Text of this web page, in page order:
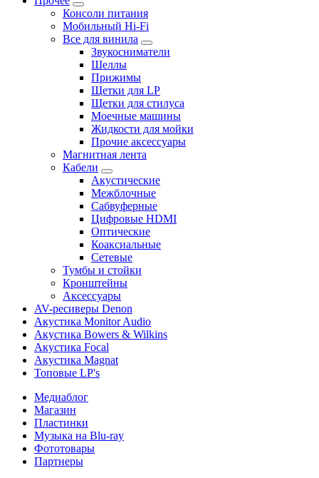
Консоли питания
Мобильный Hi-Fi
Все для винила
Звукосниматели
Шеллы
Прижимы
Щетки для LP
Щетки для стилуса
Моечные машины
Жидкости для мойки
Прочие аксессуары
Магнитная лента
Кабели
Акустические
Межблочные
Сабвуферные
Цифровые HDMI
Оптические
Коаксиальные
Сетевые
Тумбы и стойки
Кронштейны
Аксессуары
AV-ресиверы Denon
Акустика Monitor Audio
Акустика Bowers & Wilkins
Акустика Focal
Акустика Magnat
Топовые LP's
Медиаблог
Магазин
Пластинки
Музыка на Blu-ray
Фототовары
Партнеры